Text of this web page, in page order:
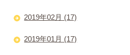
2019年02月 (17)
2019年01月 (17)